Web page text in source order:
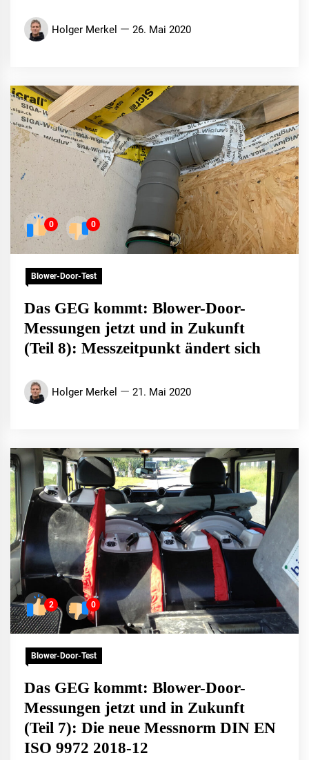
Holger Merkel 26. Mai 2020
0 0
Blower-Door-Test
Das GEG kommt: Blower-Door-
Messungen jetzt und in Zukunft
(Teil 8): Messzeitpunkt ändert sich
Holger Merkel 21. Mai 2020
2 0
Blower-Door-Test
Das GEG kommt: Blower-Door-
Messungen jetzt und in Zukunft
(Teil 7): Die neue Messnorm DIN EN
ISO 9972 2018-12